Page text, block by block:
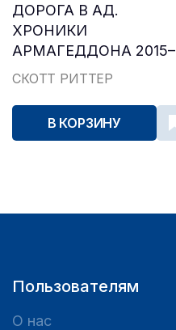
ДОРОГА В АД.
ХРОНИКИ
АРМАГЕДДОНА 2015–
2024
СКОТТ РИТТЕР
В КОРЗИНУ
Пользователям
О нас